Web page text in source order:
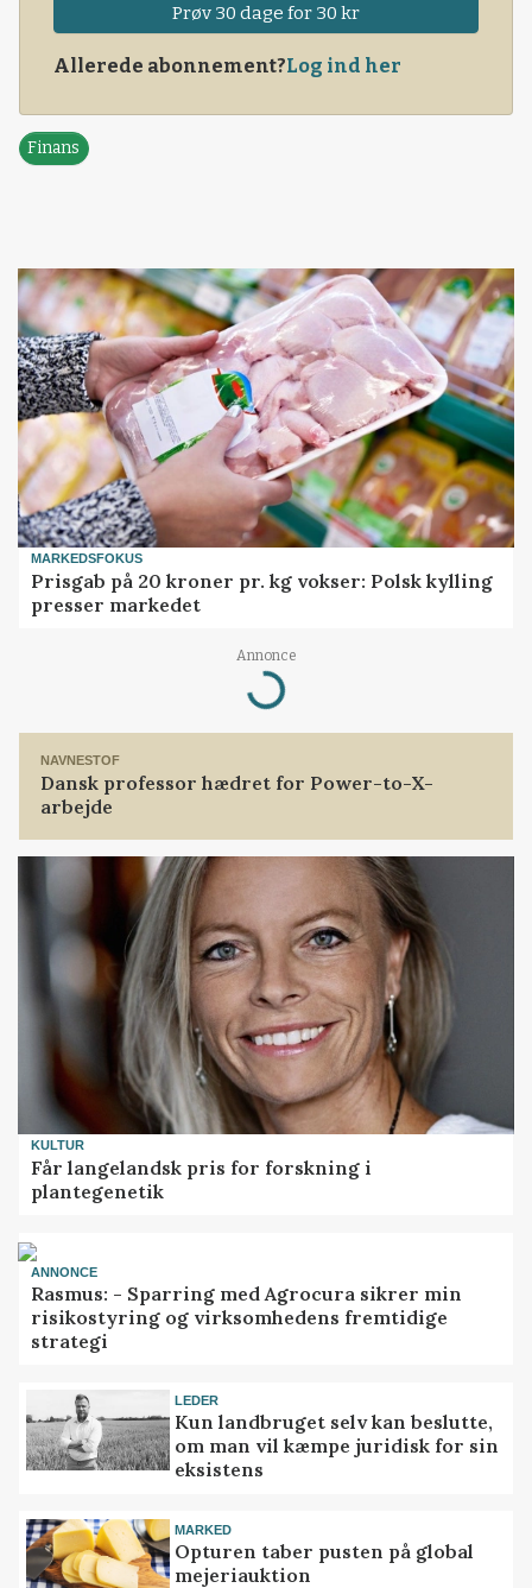
Prøv 30 dage for 30 kr
Allerede abonnement?Log ind her
Finans
MARKEDSFOKUS
Prisgab på 20 kroner pr. kg vokser: Polsk kylling
presser markedet
Annonce
Loading...
NAVNESTOF
Dansk professor hædret for Power-to-X-
arbejde
KULTUR
Får langelandsk pris for forskning i
plantegenetik
ANNONCE
Rasmus: - Sparring med Agrocura sikrer min
risikostyring og virksomhedens fremtidige
strategi
LEDER
Kun landbruget selv kan beslutte,
om man vil kæmpe juridisk for sin
eksistens
MARKED
Opturen taber pusten på global
mejeriauktion